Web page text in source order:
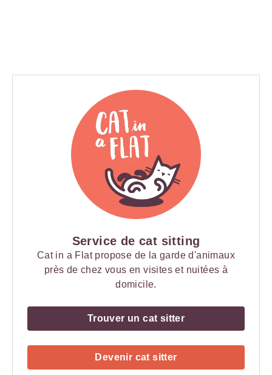
Service de cat sitting
Cat in a Flat propose de la garde d'animaux
près de chez vous en visites et nuitées à
domicile.
Trouver un cat sitter
Devenir cat sitter